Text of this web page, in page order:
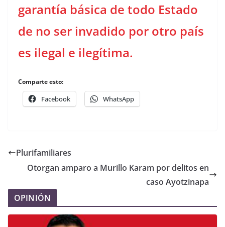
garantía básica de todo Estado
de no ser invadido por otro país
es ilegal e ilegítima.
Comparte esto:
Facebook WhatsApp
Plurifamiliares
Otorgan amparo a Murillo Karam por delitos en
caso Ayotzinapa
OPINIÓN